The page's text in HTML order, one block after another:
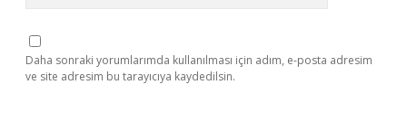
Daha sonraki yorumlarımda kullanılması için adım, e-posta adresim
ve site adresim bu tarayıcıya kaydedilsin.